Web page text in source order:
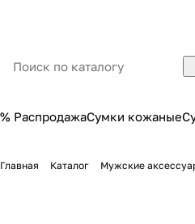
% РаспродажаСумки кожаные
Главная Каталог Мужские